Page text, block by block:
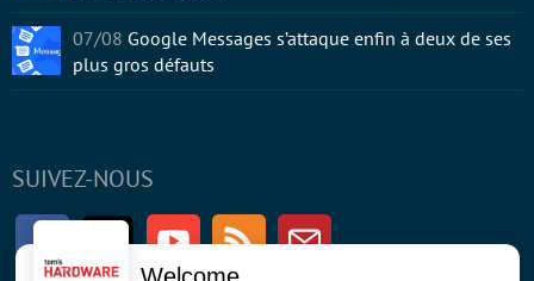
SUIVEZ-NOUS
FacebookTwitter Youtube RSS Newsletter
07/08 Google Messages s’attaque enfin à deux de ses
plus gros défauts
Welcome